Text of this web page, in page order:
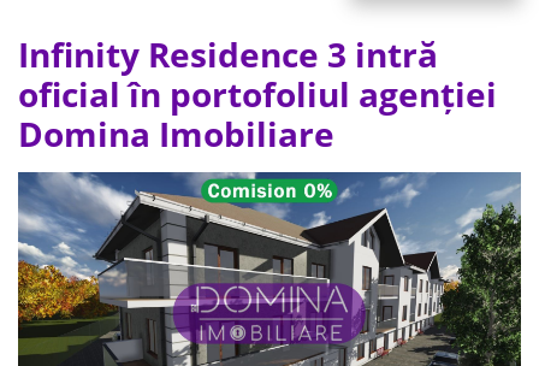
Infinity Residence 3 intră
oficial în portofoliul agenției
Domina Imobiliare